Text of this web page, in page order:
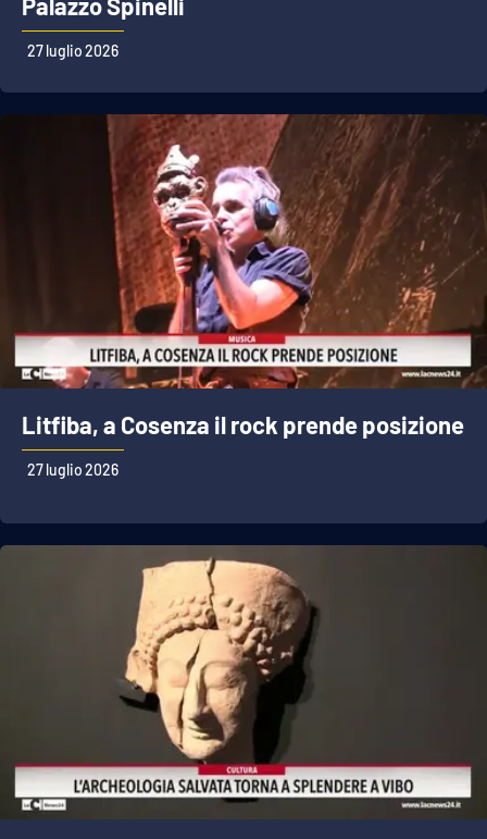
27 luglio 2026
Litfiba, a Cosenza il rock prende posizione
27 luglio 2026